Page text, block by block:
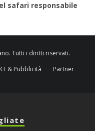
safari responsabile
Tutti i diritti riservati.
& Pubblicità Partner